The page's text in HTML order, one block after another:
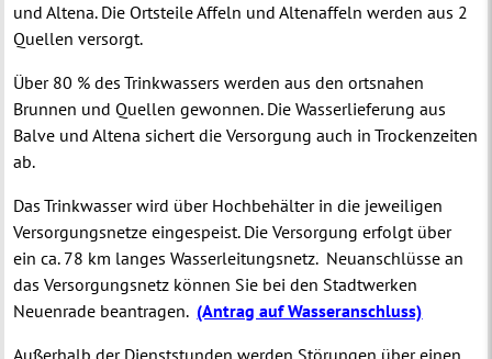
und Altena. Die Ortsteile Affeln und Altenaffeln werden aus 2
Quellen versorgt.
Über 80 % des Trinkwassers werden aus den ortsnahen
Brunnen und Quellen gewonnen. Die Wasserlieferung aus
Balve und Altena sichert die Versorgung auch in Trockenzeiten
ab.
Das Trinkwasser wird über Hochbehälter in die jeweiligen
Versorgungsnetze eingespeist. Die Versorgung erfolgt über
ein ca. 78 km langes Wasserleitungsnetz. Neuanschlüsse an
das Versorgungsnetz können Sie bei den Stadtwerken
Neuenrade beantragen. (Antrag auf Wasseranschluss)